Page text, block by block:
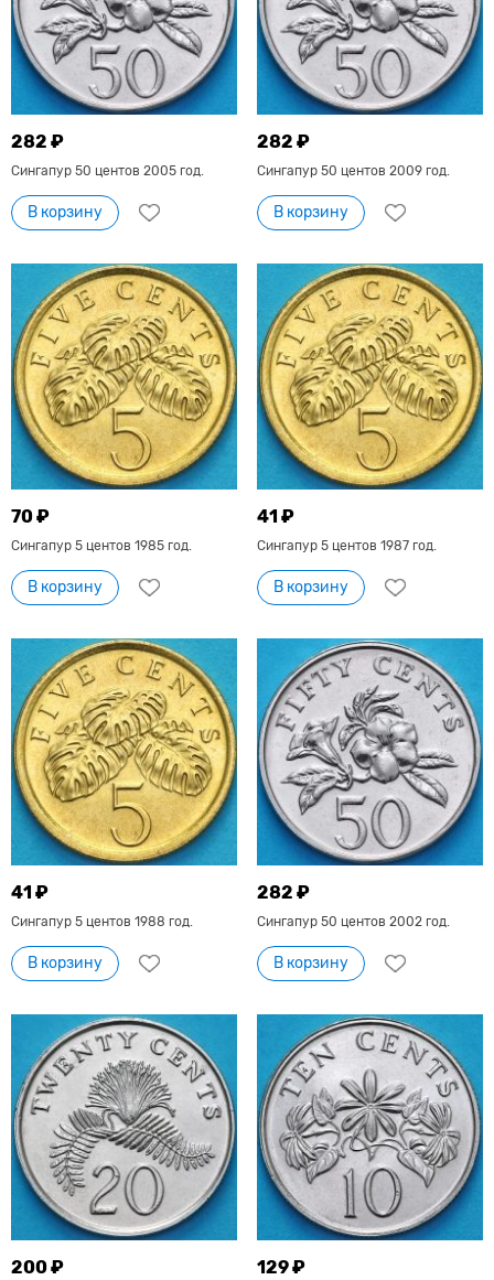
282 ₽
Сингапур 50 центов 2005 год.
В корзину
282 ₽
Сингапур 50 центов 2009 год.
В корзину
70 ₽
Сингапур 5 центов 1985 год.
В корзину
41 ₽
Сингапур 5 центов 1987 год.
В корзину
41 ₽
Сингапур 5 центов 1988 год.
В корзину
282 ₽
Сингапур 50 центов 2002 год.
В корзину
200 ₽ 129 ₽